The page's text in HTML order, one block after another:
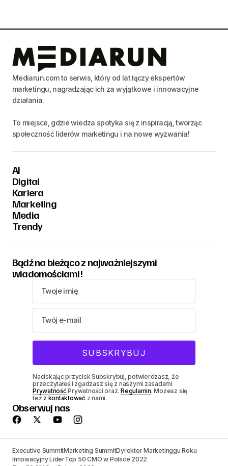
Mediarun.com to serwis, który od lat łączy ekspertów
marketingu, nagradzając ich za wyjątkowe i innowacyjne
działania.
To miejsce, gdzie wiedza spotyka się z inspiracją, tworząc
społeczność liderów marketingu i na nowe wyzwania!
AI
Digital
Kariera
Marketing
Media
Trendy
Bądź na bieżąco z najważniejszymi
wiadomościami!
Naciskając przycisk Subskrybuj, potwierdzasz, że
przeczytałeś i zgadzasz się z naszymi zasadami
PrywatnośćPrywatności oraz.Regulamin. Możesz się
też z kontaktowaćz nami.
Obserwuj nas
Executive SummitMarketing SummitDyrektor Marketinggu Roku
Innowacyjny LiderTop 50 CMO w Polsce 2022